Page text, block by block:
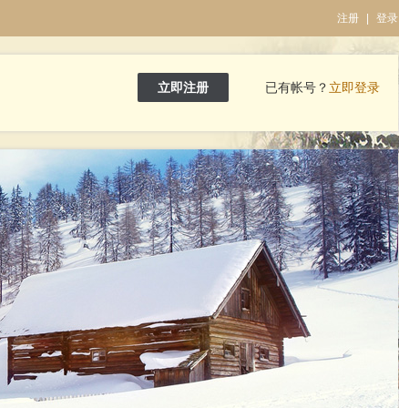
注册 登录
立即注册 已有帐号？ 立即登录